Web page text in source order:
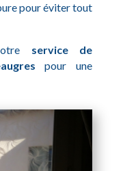
pour éviter tout
service de
pour une